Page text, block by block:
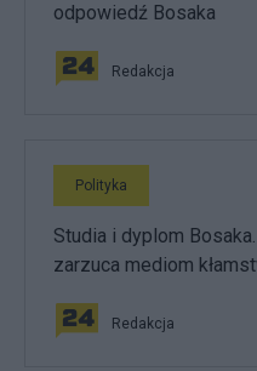
odpowiedź Bosaka
Redakcja
Polityka
Studia i dyplom
zarzuca mediom
Redakcja